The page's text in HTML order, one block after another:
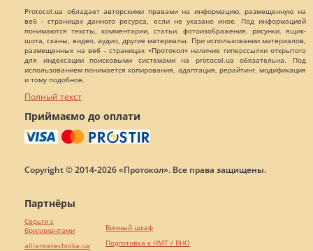
Protocol.ua обладает авторскими правами на информацию, размещенную на
веб - страницах данного ресурса, если не указано иное. Под информацией
понимаются тексты, комментарии, статьи, фотоизображения, рисунки, ящик-
шота, сканы, видео, аудио, другие материалы. При использовании материалов,
размещенных на веб - страницах «Протокол» наличие гиперссылки открытого
для индексации поисковыми системами на protocol.ua обязательна. Под
использованием понимается копирования, адаптация, рерайтинг, модификация
и тому подобное.
Полный текст
Приймаємо до оплати
Copyright © 2014-2026 «Протокол». Все права защищены.
Партнёры
Серьги с
бриллиантами
alliancetechnika.ua
Винный шкаф
Подготовка к НМТ / ВНО